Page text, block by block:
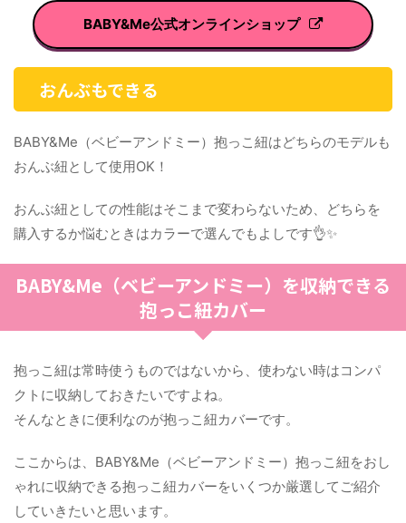
BABY&Me公式オンラインショップ
おんぶもできる
BABY&Me（ベビーアンドミー）抱っこ紐はどちらのモデルも
おんぶ紐として使用OK！
おんぶ紐としての性能はそこまで変わらないため、どちらを
購入するか悩むときはカラーで選んでもよしです👌✨
BABY&Me（ベビーアンドミー）を収納できる
抱っこ紐カバー
抱っこ紐は常時使うものではないから、使わない時はコンパ
クトに収納しておきたいですよね。
そんなときに便利なのが抱っこ紐カバーです。
ここからは、BABY&Me（ベビーアンドミー）抱っこ紐をおし
ゃれに収納できる抱っこ紐カバーをいくつか厳選してご紹介
していきたいと思います。